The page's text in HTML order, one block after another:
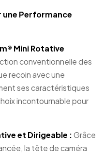
Performance
Mini Rotative
conventionnelle des
recoin avec une
ses caractéristiques
incontournable pour
et Dirigeable :Grâce
la tête de caméra